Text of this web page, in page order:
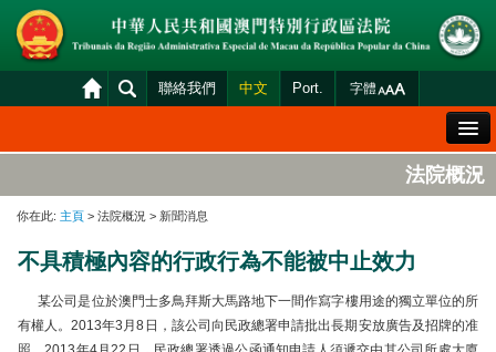
聯絡我們 中文 Port. 字體
法院概況
案件分發及排期
司法變賣
法院概況
你在此: 主頁 > 法院概況 > 新聞消息
不具積極內容的行政行為不能被中止效力
某公司是位於澳門士多鳥拜斯大馬路地下一間作寫字樓用途的獨立單位的所
有權人 。2013年3月8日，該公司向民政總署申請批出長期安放廣告及招牌的准